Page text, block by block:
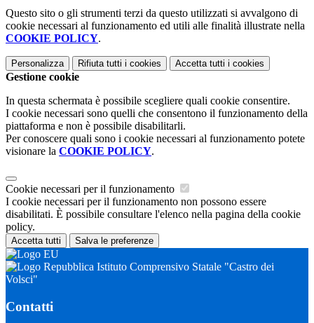
Questo sito o gli strumenti terzi da questo utilizzati si avvalgono di
cookie necessari al funzionamento ed utili alle finalità illustrate nella
COOKIE POLICY.
Personalizza Rifiuta tutti i cookies Accetta tutti i cookies
Gestione cookie
In questa schermata è possibile scegliere quali cookie consentire.
I cookie necessari sono quelli che consentono il funzionamento della
piattaforma e non è possibile disabilitarli.
Per conoscere quali sono i cookie necessari al funzionamento potete
visionare la COOKIE POLICY.
Cookie necessari per il funzionamento
I cookie necessari per il funzionamento non possono essere
disabilitati. È possibile consultare l'elenco nella pagina della cookie
policy.
Accetta tutti Salva le preferenze
Istituto Comprensivo Statale "Castro dei
Volsci"
Contatti